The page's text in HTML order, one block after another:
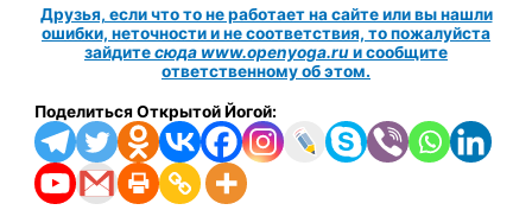
Друзья, если что то не работает на сайте или вы нашли
ошибки, неточности и не соответствия, то пожалуйста
зайдитесюда www.openyoga.ruи сообщите
ответственному об этом.
Поделиться Открытой Йогой: